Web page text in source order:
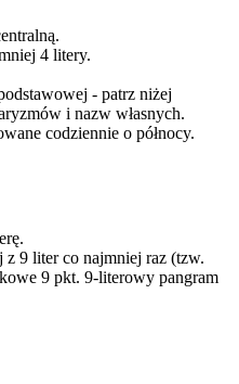
4 litery.
- patrz niżej
i nazw własnych.
codziennie o północy.
z 9 liter co najmniej raz (tzw.
9 pkt. 9-literowy pangram